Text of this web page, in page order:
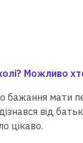
Можливо
бажання мати
від
цікаво.